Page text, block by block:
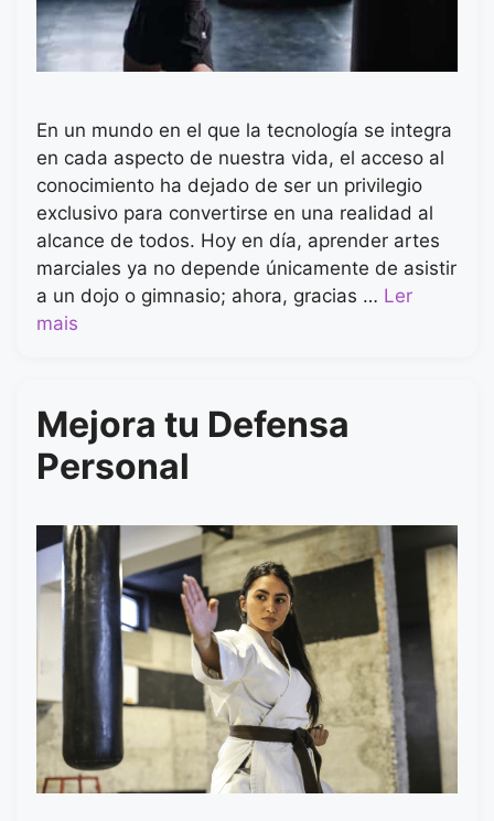
En un mundo en el que la tecnología se integra
en cada aspecto de nuestra vida, el acceso al
conocimiento ha dejado de ser un privilegio
exclusivo para convertirse en una realidad al
alcance de todos. Hoy en día, aprender artes
marciales ya no depende únicamente de asistir
a un dojo o gimnasio; ahora, gracias … Ler
mais
Mejora tu Defensa
Personal